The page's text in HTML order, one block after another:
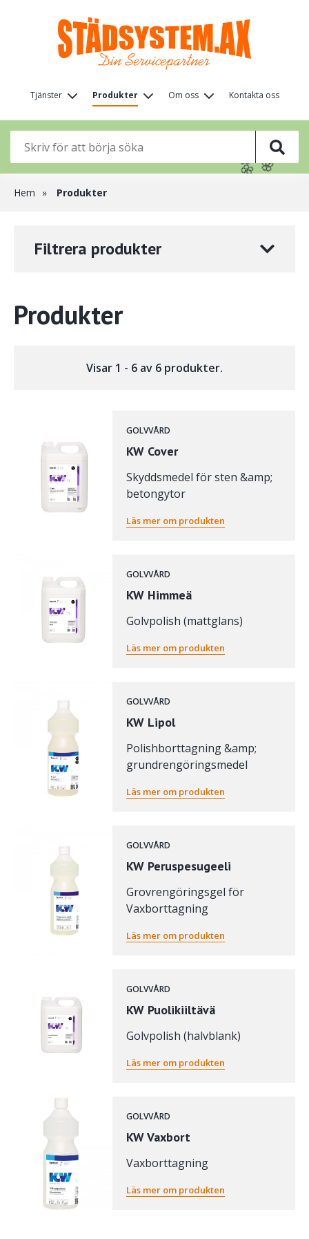
huvudinnehåll
Huvudmeny
(nivå
1)
Tjänster Produkter Om oss Kontakta oss
🌸
🌸
🌸
🌸
🌸 🦋
Länkstig
Hem Produkter
Filtrera produkter
Produkter
Visar 1 - 6 av 6 produkter.
GOLVVÅRD
KW Cover
Skyddsmedel för sten &amp;
betongytor
Läs mer om produkten
GOLVVÅRD
KW Himmeä
Golvpolish (mattglans)
Läs mer om produkten
GOLVVÅRD
KW Lipol
Polishborttagning &amp;
grundrengöringsmedel
Läs mer om produkten
GOLVVÅRD
KW Peruspesugeeli
Grovrengöringsgel för
Vaxborttagning
Läs mer om produkten
GOLVVÅRD
KW Puolikiiltävä
Golvpolish (halvblank)
Läs mer om produkten
GOLVVÅRD
KW Vaxbort
Vaxborttagning
Läs mer om produkten